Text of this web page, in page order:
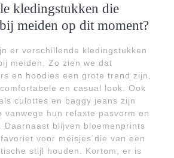
kledingstukken die
meiden op dit moment?
er verschillende kledingstukken
meiden. Zo zien we dat
en hoodies een grote trend zijn,
en casual look. Ook
culottes en baggy jeans zijn
vanwege hun relaxte pasvorm en
Daarnaast blijven bloemenprints
voor meisjes die van een
stijl houden. Kortom, er is